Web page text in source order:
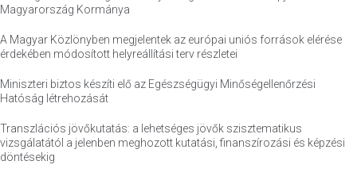
Magyarország Kormánya
A Magyar Közlönyben megjelentek az európai uniós források elérése
érdekében módosított helyreállítási terv részletei
Miniszteri biztos készíti elő az Egészségügyi Minőségellenőrzési
Hatóság létrehozását
Transzlációs jövőkutatás: a lehetséges jövők szisztematikus
vizsgálatától a jelenben meghozott kutatási, finanszírozási és képzési
döntésekig